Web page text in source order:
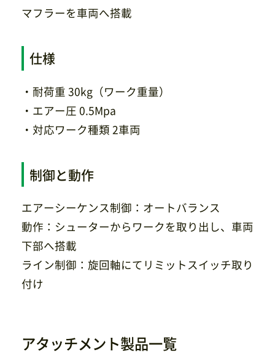
マフラーを車両へ搭載
仕様
・耐荷重 30kg（ワーク重量）
・エアー圧 0.5Mpa
・対応ワーク種類 2車両
制御と動作
エアーシーケンス制御：オートバランス
動作：シューターからワークを取り出し、車両
下部へ搭載
ライン制御：旋回軸にてリミットスイッチ取り
付け
アタッチメント製品一覧